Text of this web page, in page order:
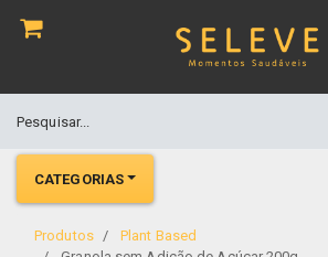
CATEGORIAS
Produtos
Plant Based